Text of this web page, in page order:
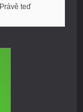
Právě teď